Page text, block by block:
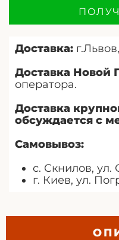
Доставка:
Доставка Новой
оператора.
Доставка
обсуждается с
Самовывоз:
с. Скнилов, ул.
г. Киев, ул.